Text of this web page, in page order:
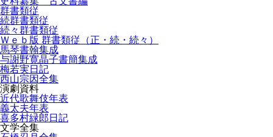
群書類従
続群書類従
続々群書類従
Ｗｅｂ版 群書類従（正・続・続々）
馬琴書翰集成
与謝野寛晶子書簡集成
梅若実日記
西山宗因全集
演劇資料
近代歌舞伎年表
義太夫年表
喜多村緑郎日記
文学全集